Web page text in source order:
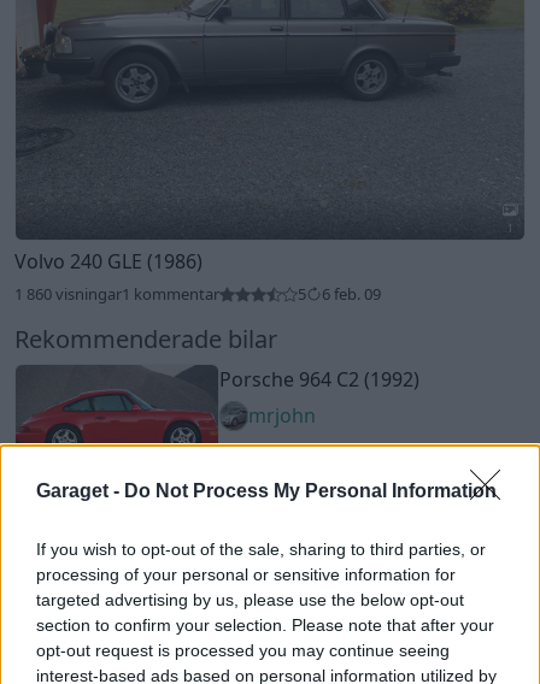
Garaget - Do Not Process My Personal Information
If you wish to opt-out of the sale, sharing to third parties, or
processing of your personal or sensitive information for
targeted advertising by us, please use the below opt-out
section to confirm your selection. Please note that after your
opt-out request is processed you may continue seeing
interest-based ads based on personal information utilized by
1
Volvo 240 GLE (1986)
1 860 visningar1 kommentar 5 6 feb. 09
Rekommenderade bilar
10
Porsche 964 C2 (1992)
mrjohn
16 518 visningar197 kommentarer
20 2
Chevrolet impala turbo"SCANIA
EDITION"
(1964)
Boggerrollergarage
38 372 visningar91 kommentarer
144
20 april 15